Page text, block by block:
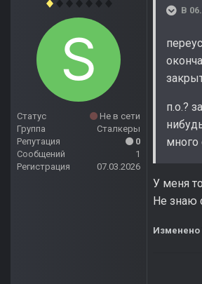
Статус
Не в сети
Группа
Сталкеры
Репутация
0
Сообщений
1
Регистрация
07.03.2026
В
п.о.?
много
У меня
Не знаю
Изменено